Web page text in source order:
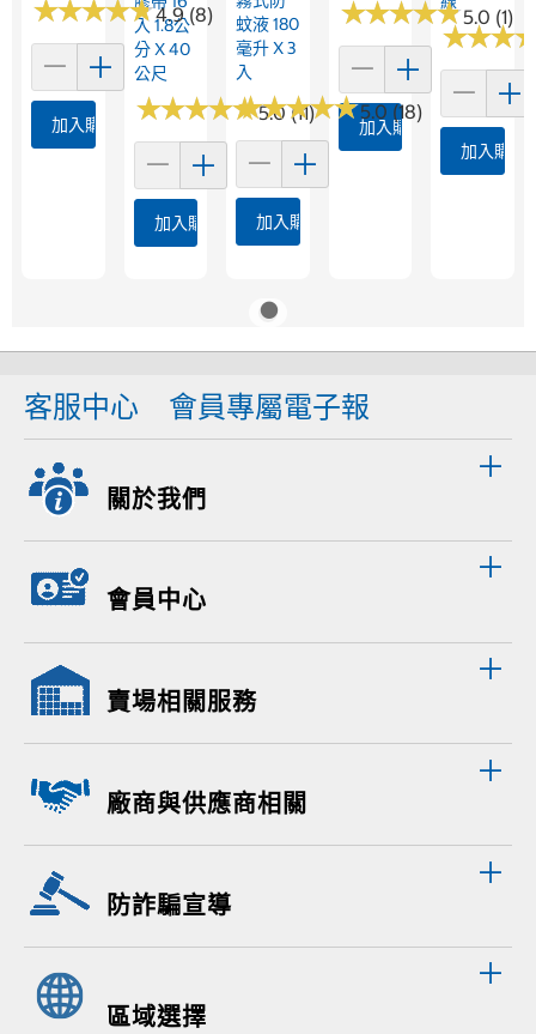
★★★★★
★★★★★4.9 (8)
加入購物車
入 1.8公
分 X 40
公尺
★★★★★
★★★★★5.0 (11)
加入購物車
蚊液 180
毫升 X 3
入
★★★★★
★★★★★5.0 (18)
加入購物車
★★★★★
★★★★★5.0 (1)
加入購物車
★★★
★★★
加入購物
客服中心 會員專屬電子報
關於我們
會員中心
賣場相關服務
廠商與供應商相關
防詐騙宣導
區域選擇